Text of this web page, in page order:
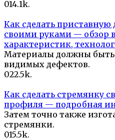
014.1k.
Как сделать
своими руками — обзор
характеристик,
Материалы должны быть
видимых дефектов.
022.5k.
Как сделать стремянку
профиля — подробная
Затем точно также
стремянки.
015.5k.